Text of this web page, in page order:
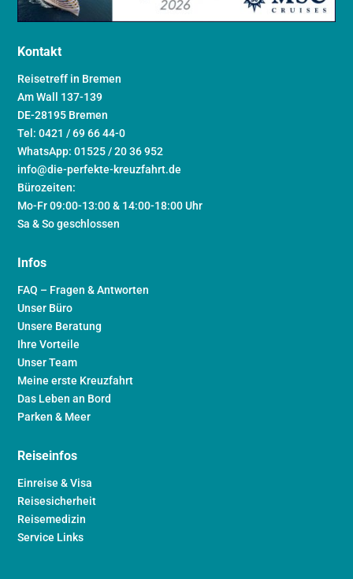
Kontakt
Reisetreff in Bremen
Am Wall 137-139
DE-28195 Bremen
Tel: 0421 / 69 66 44-0
WhatsApp: 01525 / 20 36 952
info@die-perfekte-kreuzfahrt.de
Bürozeiten:
Mo-Fr 09:00-13:00 & 14:00-18:00 Uhr
Sa & So geschlossen
Infos
FAQ – Fragen & Antworten
Unser Büro
Unsere Beratung
Ihre Vorteile
Unser Team
Meine erste Kreuzfahrt
Das Leben an Bord
Parken & Meer
Reiseinfos
Einreise & Visa
Reisesicherheit
Reisemedizin
Service Links